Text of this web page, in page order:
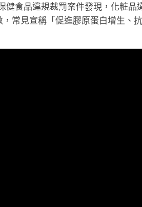
食品違規裁罰案件發現，化粧品
常見宣稱「促進膠原蛋白增生、